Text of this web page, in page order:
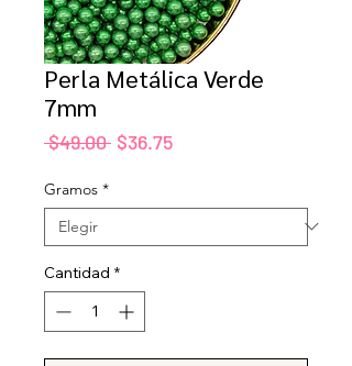
Perla Metálica Verde
7mm
$49.00 Precio
$36.75Precio
Gramos *
Cantidad *